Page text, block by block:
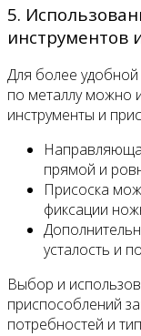
5.
инструментов
Для более
по металлу можно
инструменты и
прямой и
Присоска
фиксации
усталость и
Выбор и
приспособлений
потребностей и